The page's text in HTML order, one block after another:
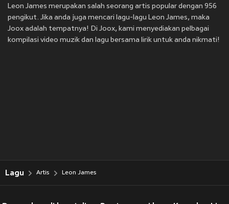
Leon James merupakan salah seorang artis popular dengan 956
pengikut. Jika anda juga mencari lagu-lagu Leon James, maka
Joox adalah tempatnya! Di Joox, kami menyediakan pelbagai
kompilasi video muzik dan lagu bersama lirik untuk anda nikmati!
Lagu Artis Leon James